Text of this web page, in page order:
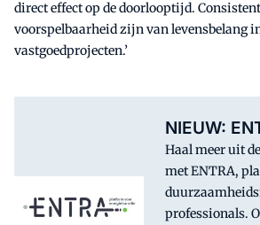
direct effect op de doorlooptijd.
voorspelbaarheid zijn van levensbelang
vastgoedprojecten.’
NIEUW:
Haal meer uit
met ENTRA,
professionals.